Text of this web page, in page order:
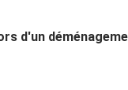
d'un